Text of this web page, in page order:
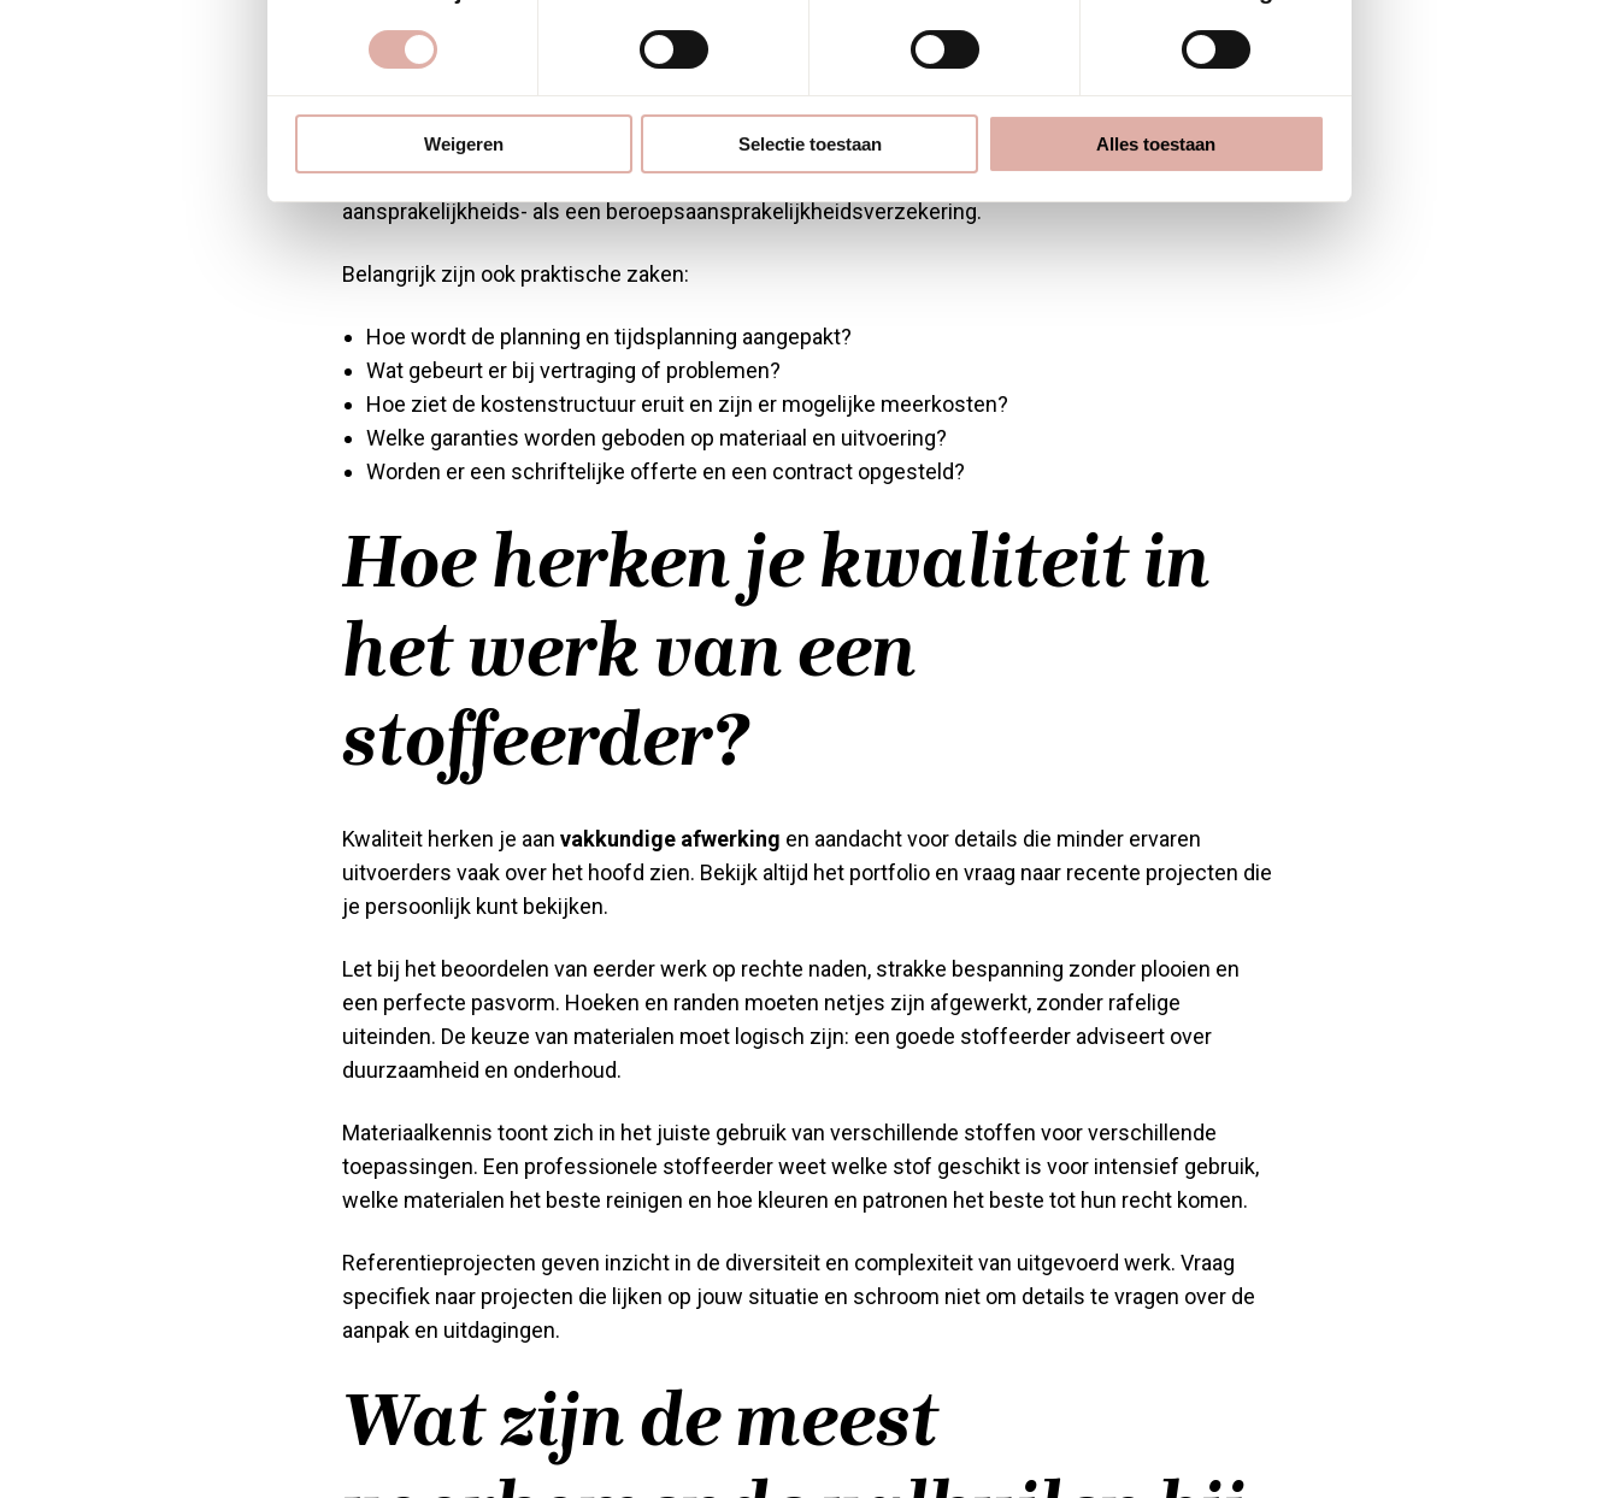
Weigeren Selectie toestaan Alles toestaan
Begin altijd met vragen over ervaring, referenties en de specifieke expertise die past bij jouw
Vraag naar concrete voorbeelden van vergelijkbare projecten en of je contact mag opnemen met
eerdere klanten. Informeer naar verzekeringen: een professionele stoffeerder heeft zowel een
aansprakelijkheids- als een beroepsaansprakelijkheidsverzekering.
Belangrijk zijn ook praktische zaken:
Hoe wordt de planning en tijdsplanning aangepakt?
Wat gebeurt er bij vertraging of problemen?
Hoe ziet de kostenstructuur eruit en zijn er mogelijke meerkosten?
Welke garanties worden geboden op materiaal en uitvoering?
Worden er een schriftelijke offerte en een contract opgesteld?
Hoe herken je kwaliteit in
het werk van een
stoffeerder?
Kwaliteit herken je aan vakkundige afwerking en aandacht voor details die minder ervaren
uitvoerders vaak over het hoofd zien. Bekijk altijd het portfolio en vraag naar recente projecten die
je persoonlijk kunt bekijken.
Let bij het beoordelen van eerder werk op rechte naden, strakke bespanning zonder plooien en
een perfecte pasvorm. Hoeken en randen moeten netjes zijn afgewerkt, zonder rafelige
uiteinden. De keuze van materialen moet logisch zijn: een goede stoffeerder adviseert over
duurzaamheid en onderhoud.
Materiaalkennis toont zich in het juiste gebruik van verschillende stoffen voor verschillende
toepassingen. Een professionele stoffeerder weet welke stof geschikt is voor intensief gebruik,
welke materialen het beste reinigen en hoe kleuren en patronen het beste tot hun recht komen.
Referentieprojecten geven inzicht in de diversiteit en complexiteit van uitgevoerd werk. Vraag
specifiek naar projecten die lijken op jouw situatie en schroom niet om details te vragen over de
aanpak en uitdagingen.
Wat zijn de meest